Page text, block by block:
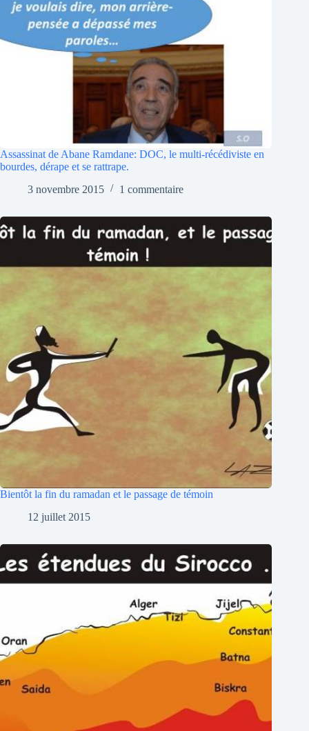
Assassinat de Abane Ramdane: DOC, le multi-récédiviste en
bourdes, dérape et se rattrape.
3 novembre 2015
1 commentaire
Bientôt la fin du ramadan et le passage de témoin
12 juillet 2015